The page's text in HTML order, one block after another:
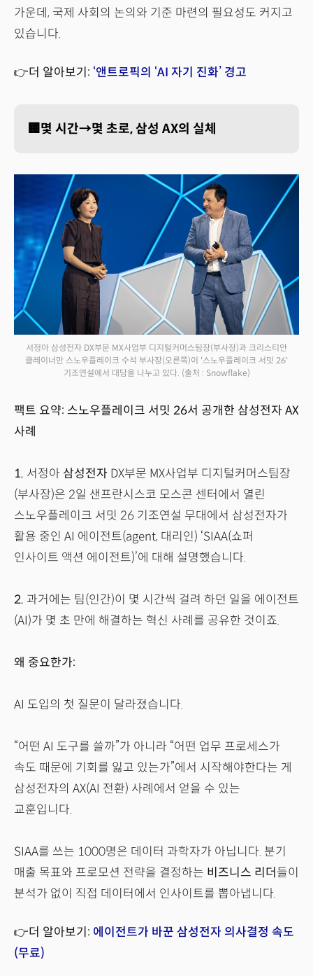
가운데, 국제 사회의 논의와 기준 마련의 필요성도 커지고
있습니다.
👉더 알아보기: ‘앤트로픽의 ‘AI 자기 진화’ 경고
🏢몇 시간→몇 초로, 삼성 AX의 실체
서정아 삼성전자 DX부문 MX사업부 디지털커머스팀장(부사장)과 크리스티안
클레이너만 스노우플레이크 수석 부사장(오른쪽)이 '스노우플레이크 서밋 26'
기조연설에서 대담을 나누고 있다. (출처 : Snowflake)
팩트 요약: 스노우플레이크 서밋 26서 공개한 삼성전자 AX
사례
1. 서정아 삼성전자 DX부문 MX사업부 디지털커머스팀장
(부사장)은 2일 샌프란시스코 모스콘 센터에서 열린
스노우플레이크 서밋 26 기조연설 무대에서 삼성전자가
활용 중인 AI 에이전트(agent, 대리인) ‘SIAA(쇼퍼
인사이트 액션 에이전트)’에 대해 설명했습니다.
2. 과거에는 팀(인간)이 몇 시간씩 걸려 하던 일을 에이전트
(AI)가 몇 초 만에 해결하는 혁신 사례를 공유한 것이죠.
왜 중요한가:
AI 도입의 첫 질문이 달라졌습니다.
“어떤 AI 도구를 쓸까”가 아니라 “어떤 업무 프로세스가
속도 때문에 기회를 잃고 있는가”에서 시작해야한다는 게
삼성전자의 AX(AI 전환) 사례에서 얻을 수 있는
교훈입니다.
SIAA를 쓰는 1000명은 데이터 과학자가 아닙니다. 분기
매출 목표와 프로모션 전략을 결정하는 비즈니스 리더 들이
분석가 없이 직접 데이터에서 인사이트를 뽑아냅니다.
👉더 알아보기: 에이전트가 바꾼 삼성전자 의사결정 속도
(무료)